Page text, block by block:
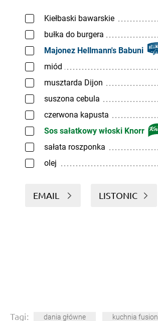
Kiełbaski bawarskie
bułka do burgera
Majonez Hellmann's Babuni
miód
musztarda Dijon
suszona cebula
czerwona kapusta
Sos sałatkowy włoski Knorr
sałata roszponka
olej
EMAIL LISTONIC
Tagi: dania główne kuchnia fusion